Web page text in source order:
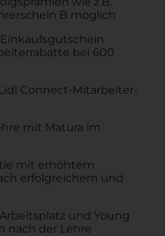
B möglich
bei 600
Connect-Mitarbeiter-
mit Matura im
mit erhöhtem
erfolgreichem und
und Young
nach der Lehre